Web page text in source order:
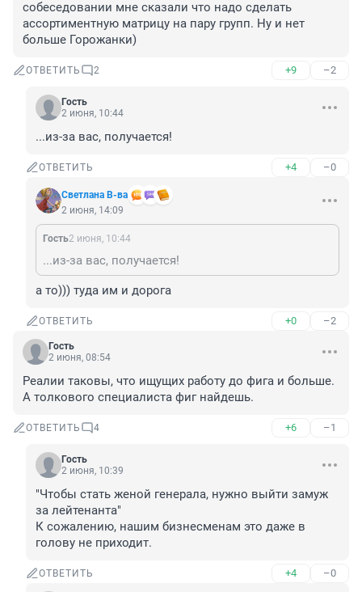
собеседовании мне сказали что надо сделать
ассортиментную матрицу на пару групп. Ну и нет
больше Горожанки)
ОТВЕТИТЬ 2 +9 –2
Гость
2 июня, 10:44
...из-за вас, получается!
ОТВЕТИТЬ +4 –0
Светлана В-ва
2 июня, 14:09
Гость2 июня, 10:44
...из-за вас, получается!
а то))) туда им и дорога
ОТВЕТИТЬ +0 –2
Гость
2 июня, 08:54
Реалии таковы, что ищущих работу до фига и больше.
А толкового специалиста фиг найдешь.
ОТВЕТИТЬ 4 +6 –1
Гость
2 июня, 10:39
"Чтобы стать женой генерала, нужно выйти замуж
за лейтенанта"
К сожалению, нашим бизнесменам это даже в
голову не приходит.
ОТВЕТИТЬ +4 –0